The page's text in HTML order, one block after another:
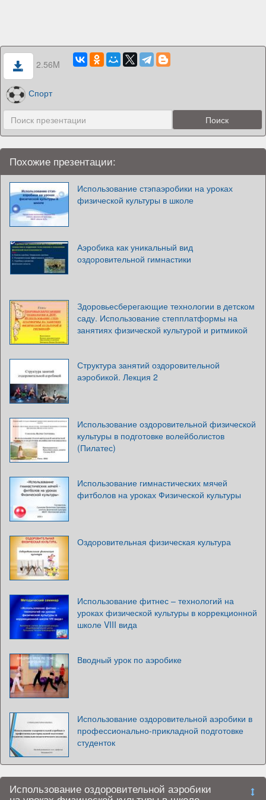
2.56M
Спорт
Похожие презентации:
Использование стэпаэробики на уроках
физической культуры в школе
Аэробика как уникальный вид
оздоровительной гимнастики
Здоровьесберегающие технологии в детском
саду. Использование степплатформы на
занятиях физической культурой и ритмикой
Структура занятий оздоровительной
аэробикой. Лекция 2
Использование оздоровительной физической
культуры в подготовке волейболистов
(Пилатес)
Использование гимнастических мячей
фитболов на уроках Физической культуры
Оздоровительная физическая культура
Использование фитнес – технологий на
уроках физической культуры в коррекционной
школе VIII вида
Вводный урок по аэробике
Использование оздоровительной аэробики в
профессионально-прикладной подготовке
студенток
Использование оздоровительной аэробики